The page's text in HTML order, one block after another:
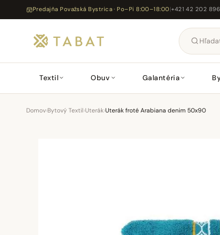
Predajňa Považská Bystrica · Po–Pi 8:00–18:00|+421 42 202
Textil Obuv Galantéria
Domov›Bytový Textil›Uterák›Uterák froté Arabiana denim 50x90